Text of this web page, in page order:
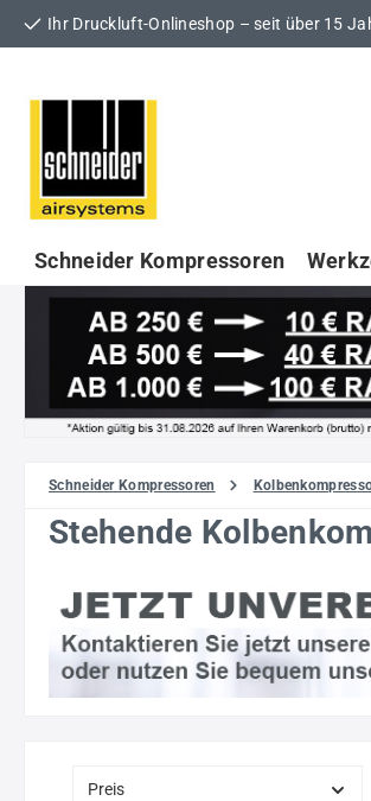
Hauptinhalt springen
Zur Suche springen
Zur Hauptnavigation springen
Ihr Druckluft-Onlineshop – seit über 15
Schneider Kompressoren
Schneider Kompressoren
Stehende
Preis